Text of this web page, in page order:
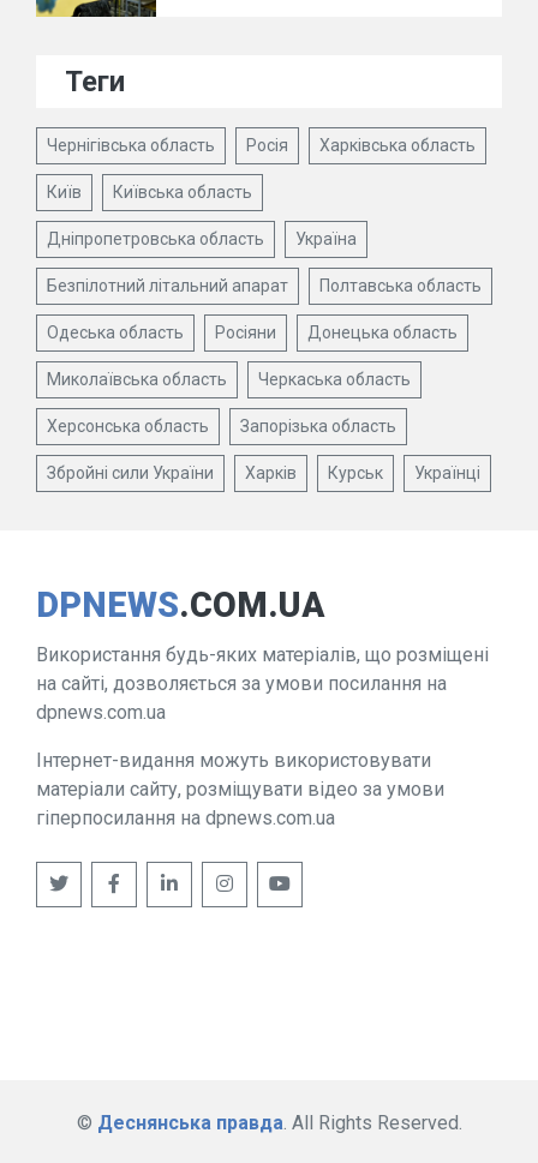
Теги
Чернігівська область Росія Харківська область
Київ Київська область
Дніпропетровська область Україна
Безпілотний літальний апарат Полтавська область
Одеська область Росіяни Донецька область
Миколаївська область Черкаська область
Херсонська область Запорізька область
Збройні сили України Харків Курськ Українці
DPNEWS.COM.UA
Використання будь-яких матеріалів, що розміщені
на сайті, дозволяється за умови посилання на
dpnews.com.ua
Інтернет-видання можуть використовувати
матеріали сайту, розміщувати відео за умови
гіперпосилання на dpnews.com.ua
© Деснянська правда. All Rights Reserved.